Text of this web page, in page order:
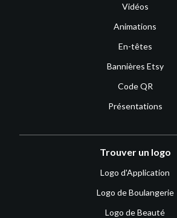
Vidéos
Animations
En-têtes
Bannières Etsy
Code QR
Présentations
Trouver un logo
Logo d'Application
Logo de Boulangerie
Logo de Beauté